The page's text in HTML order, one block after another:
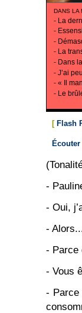
DANS LA
- La
-
-
- La
- Dans
- J’ai
- « Il
- Le
[ Flash
-
- Oui,
-
- Parce
- Vous
- Parce